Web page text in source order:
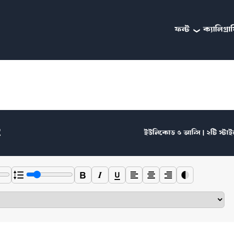
ফন্ট
ইউনিকোড ও আন্সি | ২টি